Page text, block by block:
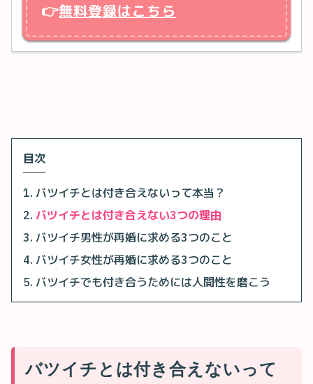
👉無料登録はこちら
目次
バツイチとは付き合えないって本当？
バツイチとは付き合えない3つの理由
バツイチ男性が再婚に求める3つのこと
バツイチ女性が再婚に求める3つのこと
バツイチでも付き合うためには人間性を磨こう
バツイチとは付き合えないって